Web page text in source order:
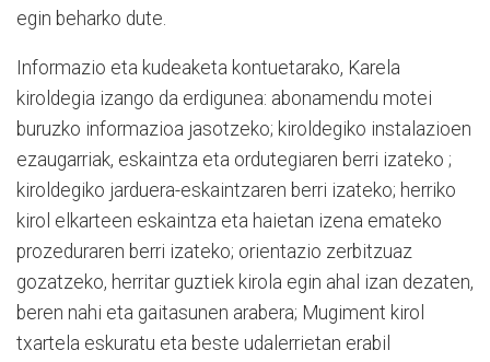
egin beharko dute.
Informazio eta kudeaketa kontuetarako, Karela
kiroldegia izango da erdigunea: abonamendu motei
buruzko informazioa jasotzeko; kiroldegiko instalazioen
ezaugarriak, eskaintza eta ordutegiaren berri izateko ;
kiroldegiko jarduera-eskaintzaren berri izateko; herriko
kirol elkarteen eskaintza eta haietan izena emateko
prozeduraren berri izateko; orientazio zerbitzuaz
gozatzeko, herritar guztiek kirola egin ahal izan dezaten,
beren nahi eta gaitasunen arabera; Mugiment kirol
txartela eskuratu eta beste udalerrietan erabil